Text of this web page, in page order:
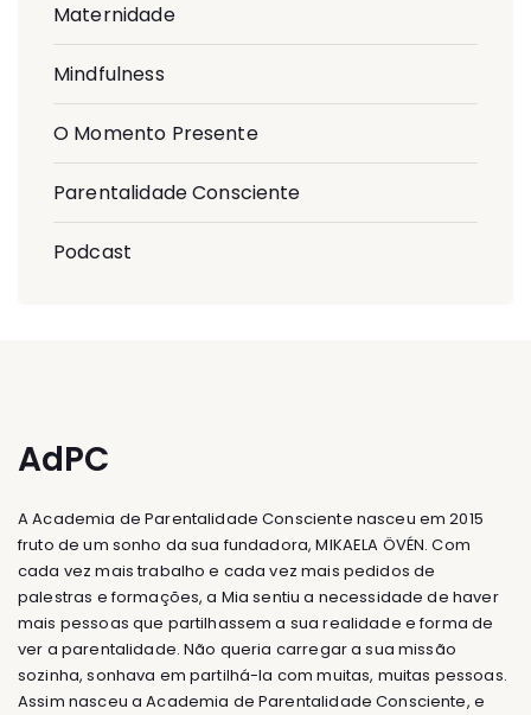
Maternidade
Mindfulness
O Momento Presente
Parentalidade Consciente
Podcast
AdPC
A Academia de Parentalidade Consciente nasceu em 2015
fruto de um sonho da sua fundadora, MIKAELA ÖVÉN. Com
cada vez mais trabalho e cada vez mais pedidos de
palestras e formações, a Mia sentiu a necessidade de haver
mais pessoas que partilhassem a sua realidade e forma de
ver a parentalidade. Não queria carregar a sua missão
sozinha, sonhava em partilhá-la com muitas, muitas pessoas.
Assim nasceu a Academia de Parentalidade Consciente, e